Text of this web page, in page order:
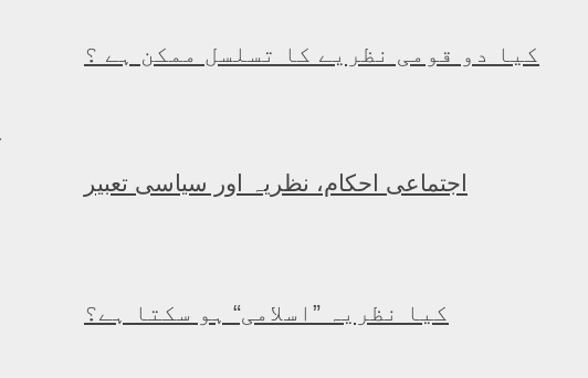
کیا دو قومی نظریے کا تسلسل ممکن ہے ؟
اجتماعی احکام، نظریہ اور سیاسی تعبیر
کیا نظریہ ”اسلامی“ ہو سکتا ہے؟